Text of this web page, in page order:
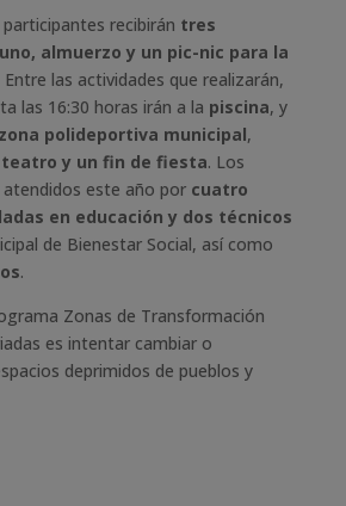
recibirán tres
almuerzo y un pic-nic para la
Entre las actividades que realizarán,
las 16:30 horas irán a la piscina, y
zona polideportiva municipal,
teatro y un fin de fiesta. Los
este año por cuatro
en educación y dos técnicos
de Bienestar Social, así como
.
Zonas de Transformación
es intentar cambiar o
deprimidos de pueblos y